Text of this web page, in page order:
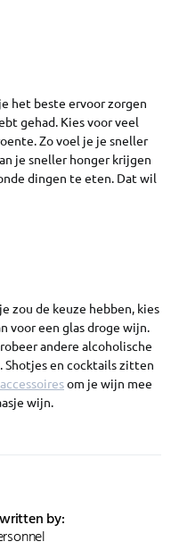
het beste ervoor zorgen
gehad. Kies voor veel
Zo voel je je sneller
je sneller honger krijgen
dingen te eten. Dat wil
zou de keuze hebben, kies
voor een glas droge wijn.
andere alcoholische
Shotjes en cocktails zitten
om je wijn mee
wijn.
by: